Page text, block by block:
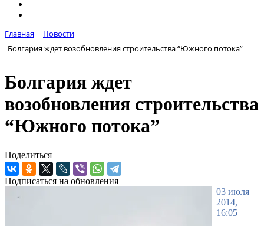
Главная
Новости
Болгария ждет возобновления строительства “Южного потока”
Болгария ждет
возобновления строительства
“Южного потока”
Поделиться
Подписаться на обновления
03 июля
2014,
16:05